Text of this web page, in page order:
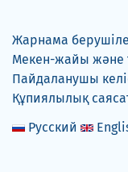
Жарнама
Мекен-жайы және
Пайдаланушы
Құпиялылық
Русский